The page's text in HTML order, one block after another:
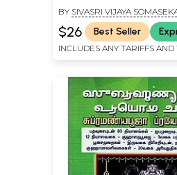
BY SIVASRI VIJAYA
SIVACHARIYAR
$26 Best Seller
INCLUDES ANY TARIFFS AND